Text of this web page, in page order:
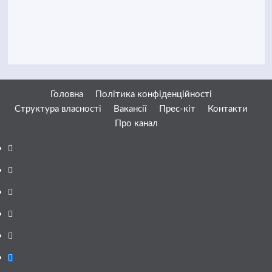
Головна
Політика конфіденційності
Структура власності
Вакансії Прес-кіт
Контакти
Про канал
Facebook
YouTube
Telegram
Instagram
Twitter
Google